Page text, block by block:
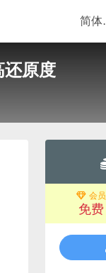
原度
会员
免费